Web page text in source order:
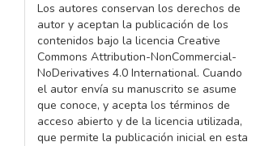
Los autores conservan los derechos de
autor y aceptan la publicación de los
contenidos bajo la licencia Creative
Commons Attribution-NonCommercial-
NoDerivatives 4.0 International. Cuando
el autor envía su manuscrito se asume
que conoce, y acepta los términos de
acceso abierto y de la licencia utilizada,
que permite la publicación inicial en esta